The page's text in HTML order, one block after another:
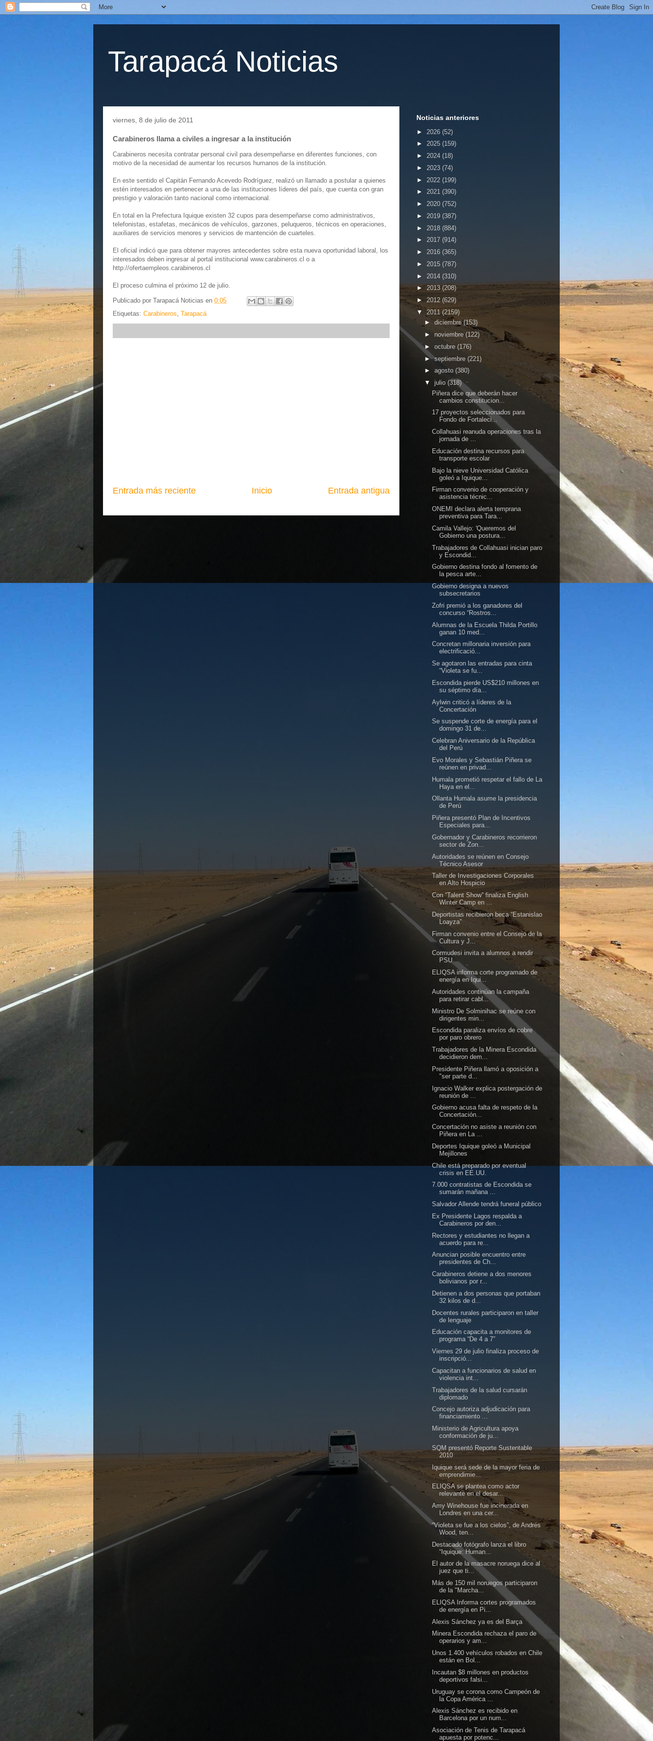
Tarapacá Noticias
viernes, 8 de julio de 2011
Carabineros llama a civiles a ingresar a la institución
Carabineros necesita contratar personal civil para desempeñarse en diferentes funciones, con
motivo de la necesidad de aumentar los recursos humanos de la institución.
En este sentido el Capitán Fernando Acevedo Rodríguez, realizó un llamado a postular a quienes
estén interesados en pertenecer a una de las instituciones líderes del país, que cuenta con gran
prestigio y valoración tanto nacional como internacional.
En total en la Prefectura Iquique existen 32 cupos para desempeñarse como administrativos,
telefonistas, estafetas, mecánicos de vehículos, garzones, peluqueros, técnicos en operaciones,
auxiliares de servicios menores y servicios de mantención de cuarteles.
El oficial indicó que para obtener mayores antecedentes sobre esta nueva oportunidad laboral, los
interesados deben ingresar al portal institucional www.carabineros.cl o a
http://ofertaempleos.carabineros.cl
El proceso culmina el próximo 12 de julio.
Publicado por Tarapacá Noticias en 0:05
Etiquetas: Carabineros, Tarapacá
Entrada más reciente Entrada antigua
Inicio
Noticias anteriores
► 2026 (52)
► 2025 (159)
► 2024 (18)
► 2023 (74)
► 2022 (199)
► 2021 (390)
► 2020 (752)
► 2019 (387)
► 2018 (884)
► 2017 (914)
► 2016 (365)
► 2015 (787)
► 2014 (310)
► 2013 (208)
► 2012 (629)
▼ 2011 (2159)
► diciembre(153)
► noviembre (122)
► octubre (176)
►septiembre (221)
► agosto (380)
▼ julio (318)
Piñera dice que deberán hacer
cambios constitucion...
17 proyectos seleccionados para
Fondo de Fortaleci...
Collahuasi reanuda operaciones tras la
jornada de ...
Educación destina recursos para
transporte escolar
Bajo la nieve Universidad Católica
goleó a Iquique...
Firman convenio de cooperación y
asistencia técnic...
ONEMI declara alerta temprana
preventiva para Tara...
Camila Vallejo: 'Queremos del
Gobierno una postura...
Trabajadores de Collahuasi inician paro
y Escondid...
Gobierno destina fondo al fomento de
la pesca arte...
Gobierno designa a nuevos
subsecretarios
Zofri premió a los ganadores del
concurso “Rostros...
Alumnas de la Escuela Thilda Portillo
ganan 10 med...
Concretan millonaria inversión para
electrificació...
Se agotaron las entradas para cinta
“Violeta se fu...
Escondida pierde US$210 millones en
su séptimo día...
Aylwin criticó a líderes de la
Concertación
Se suspende corte de energía para el
domingo 31 de...
Celebran Aniversario de la República
del Perú
Evo Morales y Sebastián Piñera se
reúnen en privad...
Humala prometió respetar el fallo de La
Haya en el...
Ollanta Humala asume la presidencia
de Perú
Piñera presentó Plan de Incentivos
Especiales para...
Gobernador y Carabineros recorrieron
sector de Zon...
Autoridades se reúnen en Consejo
Técnico Asesor
Taller de Investigaciones Corporales
en Alto Hospicio
Con “Talent Show” finaliza English
Winter Camp en ...
Deportistas recibieron beca “Estanislao
Loayza”
Firman convenio entre el Consejo de la
Cultura y J...
Cormudesi invita a alumnos a rendir
PSU
ELIQSA informa corte programado de
energía en Iqui...
Autoridades continúan la campaña
para retirar cabl...
Ministro De Solminihac se reúne con
dirigentes min...
Escondida paraliza envíos de cobre
por paro obrero
Trabajadores de la Minera Escondida
decidieron dem...
Presidente Piñera llamó a oposición a
"ser parte d...
Ignacio Walker explica postergación de
reunión de ...
Gobierno acusa falta de respeto de la
Concertación...
Concertación no asiste a reunión con
Piñera en La ...
Deportes Iquique goleó a Municipal
Mejillones
Chile está preparado por eventual
crisis en EE.UU.
7.000 contratistas de Escondida se
sumarán mañana ...
Salvador Allende tendrá funeral público
Ex Presidente Lagos respalda a
Carabineros por den...
Rectores y estudiantes no llegan a
acuerdo para re...
Anuncian posible encuentro entre
presidentes de Ch...
Carabineros detiene a dos menores
bolivianos por r...
Detienen a dos personas que portaban
32 kilos de d...
Docentes rurales participaron en taller
de lenguaje
Educación capacita a monitores de
programa “De 4 a 7”
Viernes 29 de julio finaliza proceso de
inscripció...
Capacitan a funcionarios de salud en
violencia int...
Trabajadores de la salud cursarán
diplomado
Concejo autoriza adjudicación para
financiamiento ...
Ministerio de Agricultura apoya
conformación de ju...
SQM presentó Reporte Sustentable
2010
Iquique será sede de la mayor feria de
emprendimie...
ELIQSA se plantea como actor
relevante en el desar...
Amy Winehouse fue incinerada en
Londres en una cer...
“Violeta se fue a los cielos”, de Andrés
Wood, ten...
Destacado fotógrafo lanza el libro
“Iquique: Human...
El autor de la masacre noruega dice al
juez que ti...
Más de 150 mil noruegos participaron
de la "Marcha...
ELIQSA Informa cortes programados
de energía en Pi...
Alexis Sánchez ya es del Barça
Minera Escondida rechaza el paro de
operarios y am...
Unos 1.400 vehículos robados en Chile
están en Bol...
Incautan $8 millones en productos
deportivos falsi...
Uruguay se corona como Campeón de
la Copa América ...
Alexis Sánchez es recibido en
Barcelona por un num...
Asociación de Tenis de Tarapacá
apuesta por potenc...